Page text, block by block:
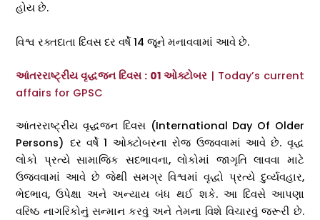
હોય છે.
વિશ્વ રક્તદાતા દિવસ દર વર્ષે 14 જૂને મનાવવામાં આવે છે.
આંતરરાષ્ટ્રીય વૃદ્ધજન દિવસ : 01 ઓક્ટોબર | Today’s current
affairs for GPSC
આંતરરાષ્ટ્રીય વૃદ્ધજન દિવસ (International Day Of Older
Persons) દર વર્ષે 1 ઓક્ટોબરના રોજ ઉજવવામાં આવે છે. વૃદ્ધ
લોકો પ્રત્યે સામાજિક સદભાવના, લોકોમાં જાગૃતિ લાવવા માટે
ઉજવવામાં આવે છે જેથી સમગ્ર વિશ્વમાં વૃદ્ધો પ્રત્યે દુર્વ્યવહાર,
ભેદભાવ, ઉપેક્ષા અને અન્યાય બંધ થઈ શકે. આ દિવસે આપણા
વરિષ્ઠ નાગરિકોનું સન્માન કરવું અને તેમના વિશે વિચારવું જરૂરી છે.